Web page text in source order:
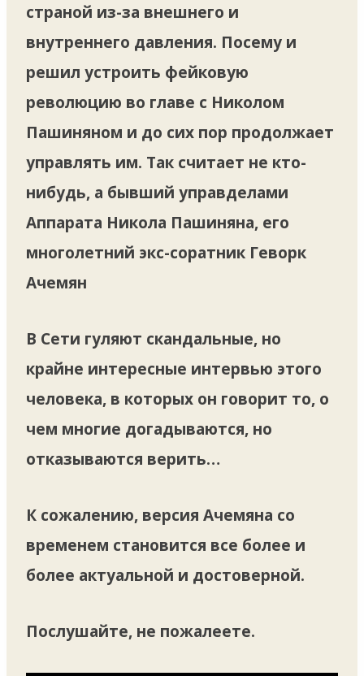
страной из-за внешнего и
внутреннего давления. Посему и
решил устроить фейковую
революцию во главе с Николом
Пашиняном и до сих пор продолжает
управлять им. Так считает не кто-
нибудь, а бывший управделами
Аппарата Никола Пашиняна, его
многолетний экс-соратник Геворк
Ачемян
В Сети гуляют скандальные, но
крайне интересные интервью этого
человека, в которых он говорит то, о
чем многие догадываются, но
отказываются верить…
К сожалению, версия Ачемяна со
временем становится все более и
более актуальной и достоверной.
Послушайте, не пожалеете.